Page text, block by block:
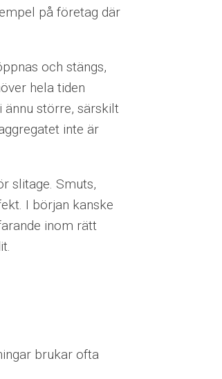
på företag där
och stängs,
hela tiden
ännu större, särskilt
inte är
slitage. Smuts,
I början kanske
inom rätt
brukar ofta